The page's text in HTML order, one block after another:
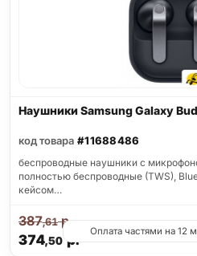
Наушники Samsung Galaxy
код товара #11688486
беспроводные наушники с
полностью беспроводные (TWS),
кейсом…
374,50р.
387,61р.
Оплата частями на 12